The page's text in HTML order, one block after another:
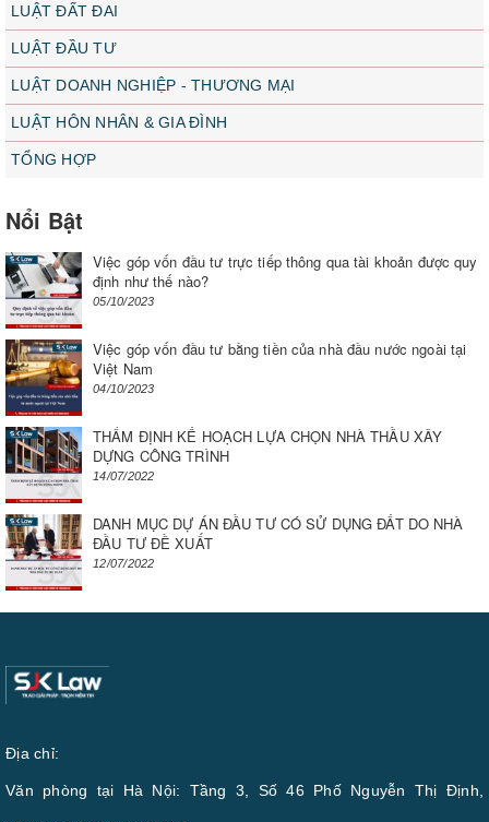
LUẬT ĐẤT ĐAI
LUẬT ĐẦU TƯ
LUẬT DOANH NGHIỆP - THƯƠNG MẠI
LUẬT HÔN NHÂN & GIA ĐÌNH
TỔNG HỢP
Nổi Bật
Việc góp vốn đầu tư trực tiếp thông qua tài khoản được quy
định như thế nào?
05/10/2023
Việc góp vốn đầu tư bằng tiền của nhà đầu nước ngoài tại
Việt Nam
04/10/2023
THẨM ĐỊNH KẾ HOẠCH LỰA CHỌN NHÀ THẦU XÂY
DỰNG CÔNG TRÌNH
14/07/2022
DANH MỤC DỰ ÁN ĐẦU TƯ CÓ SỬ DỤNG ĐẤT DO NHÀ
ĐẦU TƯ ĐỀ XUẤT
12/07/2022
Địa chỉ:
Văn phòng tại Hà Nội: Tầng 3, Số 46 Phố Nguyễn Thị Định,